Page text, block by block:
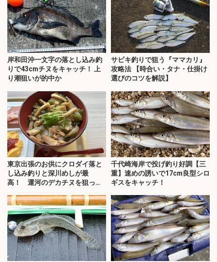
岸和田沖一文字の落とし込み釣
りで43cmチヌをキャッチ！ 上
り潮狙いが的中か
サビキ釣りで狙う『ママカリ』
攻略法 【時合い・タナ・仕掛け
選びのコツを解説】
東京出張のお供にクロダイ落と
し込み釣りと深川めしが最
高！ 運河のデカチヌを狙って
千代崎海岸で投げ釣り好調【三
重】速めの誘いで17cm良型シロ
ギスをキャッチ！